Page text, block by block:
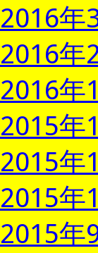
2016年
2016年
2016年
2015年
2015年
2015年
2015年